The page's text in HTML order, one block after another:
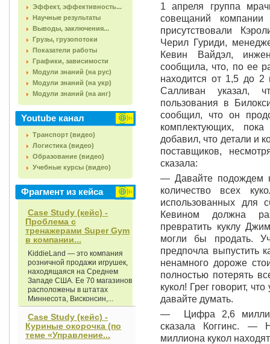
Эффект, эффективность...
Научные результаты
Выводы, заключения...
Грузы, грузопотоки
Показатели работы
Графики, зависимости
Модули знаний (на рус)
Модули знаний (на укр)
Модули знаний (на анг)
Youtube канал
Транспорт (видео)
Логистика (видео)
Образование (видео)
Учебные курсы (видео)
Фрагмент из кейса
Case Study (кейс) -
Проблема с
тренажерами Super Gym
в компании...
KiddieLand — это компания
розничной продажи игрушек,
находящаяся на Среднем
Западе США. Ее 70 магазинов
расположены в штатах
Миннесота, Висконсин,...
Case Study (кейс) -
Куриные окорочка (по
теме «Управление...
1 апреля группа
совещаний
присутствовали
Черил Гуриди,
Кевин Вайдэл,
сообщила, что, по ее
находится от 1,5 до 2
Салливан указал,
пользования в
сообщил, что он
комплектующих,
добавил, что детали и
поставщиков,
сказала:
— Давайте подождем
количество всех
использованных для
Кевином должна
превратить куклу
могли бы продать.
предпочла выпустить
ненамного дороже
полностью потерять
кукол! Грег говорит,
да­вайте думать.
— Цифра 2,6
сказала Коггинс. —
миллиона кукол